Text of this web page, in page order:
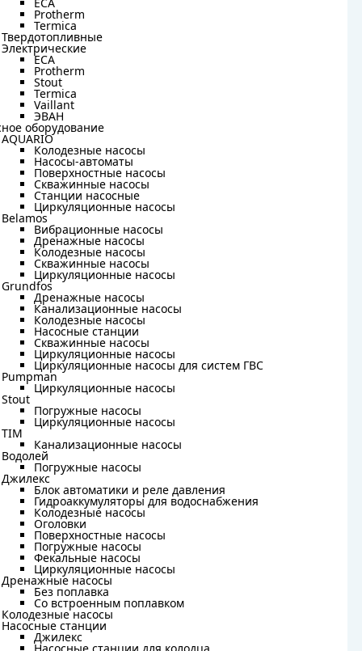
Protherm
Termica
Твердотопливные
Электрические
ECA
Protherm
Stout
Termica
Vaillant
ЭВАН
оборудование
AQUARIO
Колодезные насосы
Насосы-автоматы
Поверхностные насосы
Скважинные насосы
Станции насосные
Циркуляционные насосы
Belamos
Вибрационные насосы
Дренажные насосы
Колодезные насосы
Скважинные насосы
Циркуляционные насосы
Grundfos
Дренажные насосы
Канализационные насосы
Колодезные насосы
Насосные станции
Скважинные насосы
Циркуляционные насосы
Циркуляционные насосы для систем ГВС
Pumpman
Циркуляционные насосы
Stout
Погружные насосы
Циркуляционные насосы
TIM
Канализационные насосы
Водолей
Погружные насосы
Джилекс
Блок автоматики и реле давления
Гидроаккумуляторы для водоснабжения
Колодезные насосы
Оголовки
Поверхностные насосы
Погружные насосы
Фекальные насосы
Циркуляционные насосы
Дренажные насосы
Без поплавка
Со встроенным поплавком
Колодезные насосы
Насосные станции
Джилекс
ECA
Protherm
Termica
Твердотопливные
Электрические
ECA
Protherm
Stout
Termica
Vaillant
ЭВАН
оборудование
AQUARIO
Колодезные насосы
Насосы-автоматы
Поверхностные насосы
Скважинные насосы
Станции насосные
Циркуляционные насосы
Belamos
Вибрационные насосы
Дренажные насосы
Колодезные насосы
Скважинные насосы
Циркуляционные насосы
Grundfos
Дренажные насосы
Канализационные насосы
Колодезные насосы
Насосные станции
Скважинные насосы
Циркуляционные насосы
Циркуляционные насосы для систем ГВС
Pumpman
Циркуляционные насосы
Stout
Погружные насосы
Циркуляционные насосы
TIM
Канализационные насосы
Водолей
Погружные насосы
Джилекс
Блок автоматики и реле давления
Гидроаккумуляторы для водоснабжения
Колодезные насосы
Оголовки
Поверхностные насосы
Погружные насосы
Фекальные насосы
Циркуляционные насосы
Дренажные насосы
Без поплавка
Со встроенным поплавком
Колодезные насосы
Насосные станции
Джилекс